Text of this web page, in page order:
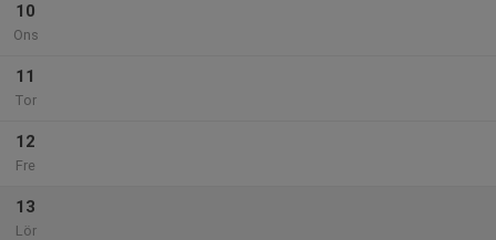
10
Ons
11
Tor
12
Fre
13
Lör